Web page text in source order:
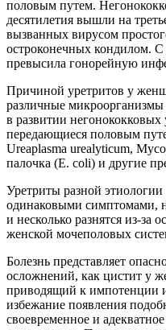
половым путем.
десятилетия вышли на
вызванных вирусом
остроконечных кондилом. С
превысила гонорейную
Причиной уретритов у
различные
в развитии негонококковых
передающиеся половым
Ureaplasma urealyticum,
палочка (Е. coli) и другие
Уретриты разной
одинаковыми симптомами,
и несколько разнятся из-за
женской мочеполовых
Болезнь представляет
осложнений, как цистит у
приводящий к импотенции
избежание появления
своевременное и